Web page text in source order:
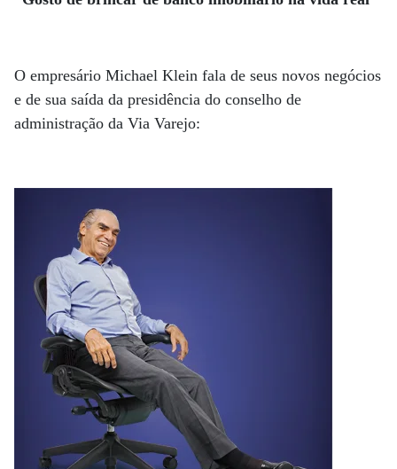
O empresário Michael Klein fala de seus novos negócios
e de sua saída da presidência do conselho de
administração da Via Varejo: